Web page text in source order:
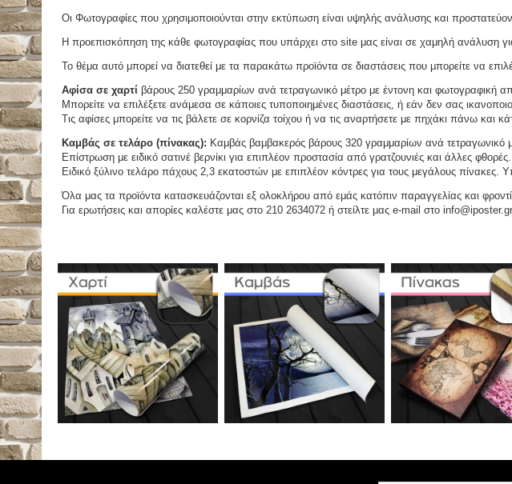
Οι Φωτογραφίες που χρησιμοποιούνται στην εκτύπωση είναι υψηλής ανάλυσης και
Η προεπισκόπηση της κάθε φωτογραφίας που υπάρχει στο site μας είναι σε χαμηλή ανάλυση
Το θέμα αυτό μπορεί να διατεθεί με τα παρακάτω προϊόντα σε διαστάσεις που μπορείτε να
Αφίσα σε χαρτί βάρους 250 γραμμαρίων ανά τετραγωνικό μέτρο με έντονη και φωτογραφική
Μπορείτε να επιλέξετε ανάμεσα σε κάποιες τυποποιημένες διαστάσεις, ή εάν δεν σας
Τις αφίσες μπορείτε να τις βάλετε σε κορνίζα τοίχου ή να τις αναρτήσετε με πηχάκι πάνω και
Καμβάς σε τελάρο (πίνακας): Καμβάς βαμβακερός βάρους 320 γραμμαρίων ανά
Επίστρωση με ειδικό σατινέ βερνίκι για επιπλέον προστασία από γρατζουνιές και άλλες φθορές.
Ειδικό ξύλινο τελάρο πάχους 2,3 εκατοστών με επιπλέον κόντρες για τους μεγάλους πίνακες.
Όλα μας τα προϊόντα κατασκευάζονται εξ ολοκλήρου από εμάς κατόπιν παραγγελίας και
Για ερωτήσεις και απορίες καλέστε μας στο 210 2634072 ή στείλτε μας e-mail στο info@iposter.gr